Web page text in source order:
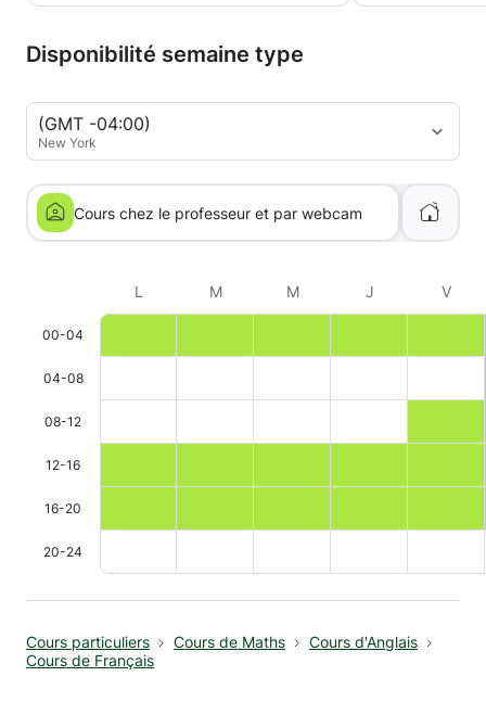
Disponibilité semaine type
(GMT -04:00)
New York
Cours chez le professeur et par webcam
L M M J V
00-04
04-08
08-12
12-16
16-20
20-24
Cours particuliers Cours de Maths
Cours d'Anglais
Cours de Français